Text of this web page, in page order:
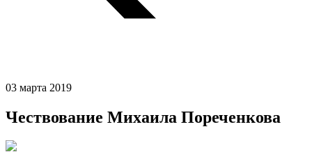
03 марта 2019
Чествование Михаила Пореченкова